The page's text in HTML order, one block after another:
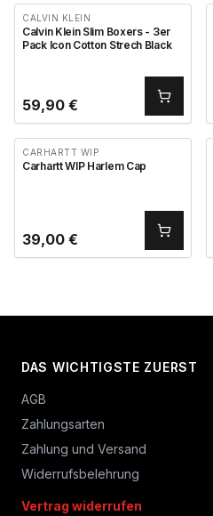
CALVIN KLEIN
Calvin Klein Slim Boxers - 3er
Pack Icon Cotton Strech Black
59,90 €
CARHARTT WIP
Carhartt WIP Harlem Cap
39,00 €
DAS WICHTIGSTE ZUERST
AGB
Zahlungsarten
Zahlung und Versand
Widerrufsbelehrung
Vertrag widerrufen